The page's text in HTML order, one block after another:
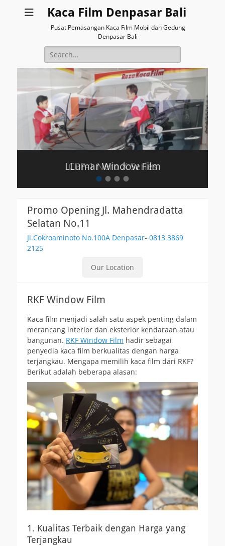
Kaca Film Denpasar Bali
Pusat Pemasangan Kaca Film Mobil dan Gedung
Denpasar Bali
Search
for:
••••
LLumar Window Film
on
Reza
CPF-1 Nero X Series
on
Reza
Promo Opening Jl. Mahendradatta
Selatan No.11
Jl.Cokroaminoto No.100A Denpasar- 0813 3869
2125
Our Location
RKF Window Film
Kaca film menjadi salah satu aspek penting dalam
merancang interior dan eksterior kendaraan atau
bangunan. RKF Window Film hadir sebagai
penyedia kaca film berkualitas dengan harga
terjangkau. Mengapa memilih kaca film dari RKF?
Berikut adalah beberapa alasan:
1. Kualitas Terbaik dengan Harga yang
Terjangkau